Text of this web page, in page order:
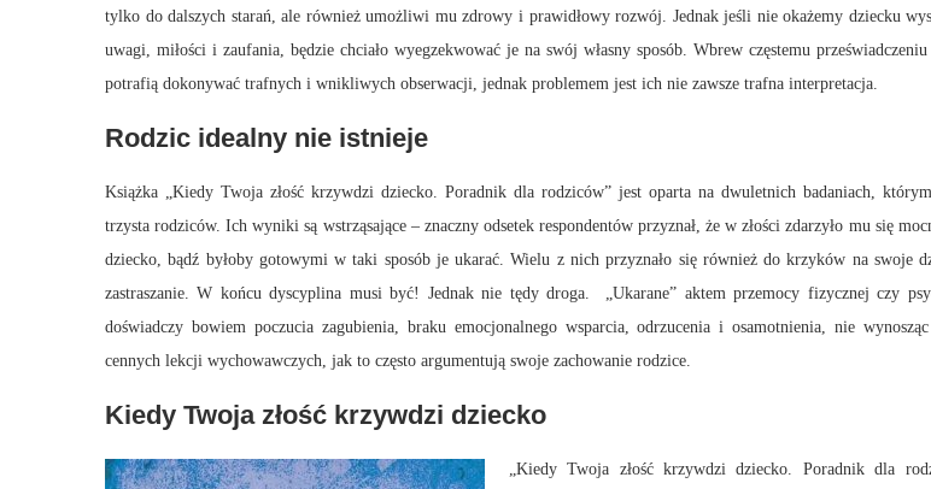
tylko do dalszych starań, ale również umożliwi mu zdrowy i prawidłowy rozwój. Jednak jeśli nie okażemy dziecku
uwagi, miłości i zaufania, będzie chciało wyegzekwować je na swój własny sposób. Wbrew częstemu
potrafią dokonywać trafnych i wnikliwych obserwacji, jednak problemem jest ich nie zawsze trafna interpretacja.
Rodzic idealny nie istnieje
Książka „Kiedy Twoja złość krzywdzi dziecko. Poradnik dla rodziców” jest oparta na dwuletnich badaniach,
trzysta rodziców. Ich wyniki są wstrząsające – znaczny odsetek respondentów przyznał, że w złości zdarzyło mu się
dziecko, bądź byłoby gotowymi w taki sposób je ukarać. Wielu z nich przyznało się również do krzyków na swoje
zastraszanie. W końcu dyscyplina musi być! Jednak nie tędy droga. „Ukarane” aktem przemocy fizycznej czy
doświadczy bowiem poczucia zagubienia, braku emocjonalnego wsparcia, odrzucenia i osamotnienia, nie
cennych lekcji wychowawczych, jak to często argumentują swoje zachowanie rodzice.
Kiedy Twoja złość krzywdzi dziecko
„Kiedy Twoja złość krzywdzi dziecko. Poradnik dla